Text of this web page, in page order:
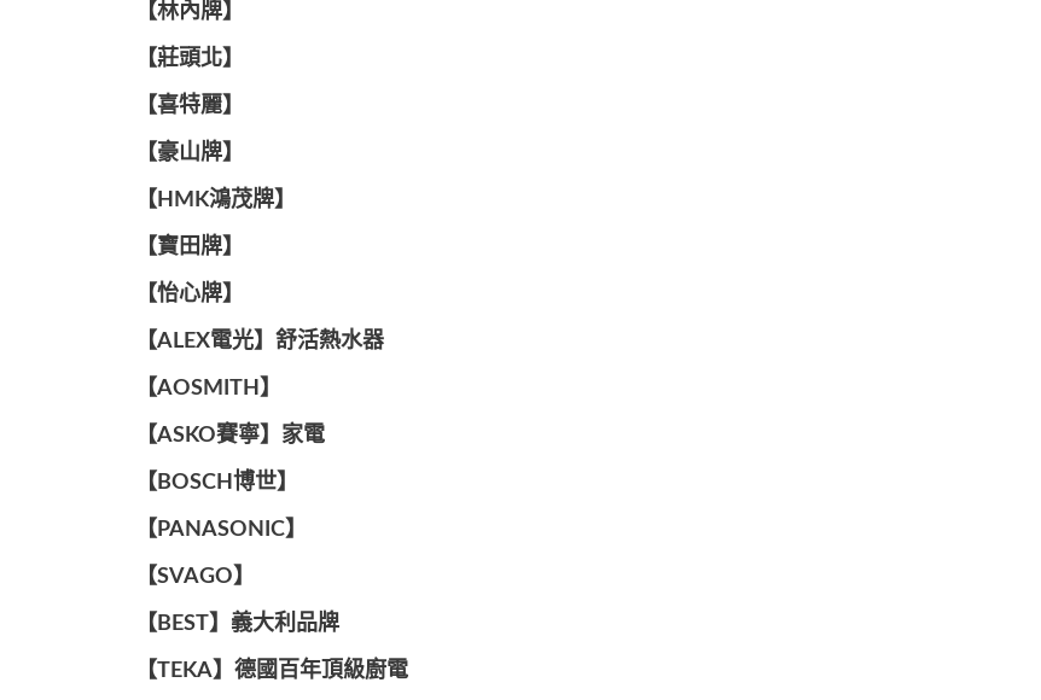
【林內牌】
【莊頭北】
【喜特麗】
【豪山牌】
【HMK鴻茂牌】
【寶田牌】
️【怡心牌】️
️️【ALEX電光】舒活熱水器️️
【AOSMITH】
【ASKO賽寧】家電
【BOSCH博世】
️【PANASONIC】️
️【SVAGO】️
️【BEST】️義大利品牌
️【TEKA】️德國百年頂級廚電